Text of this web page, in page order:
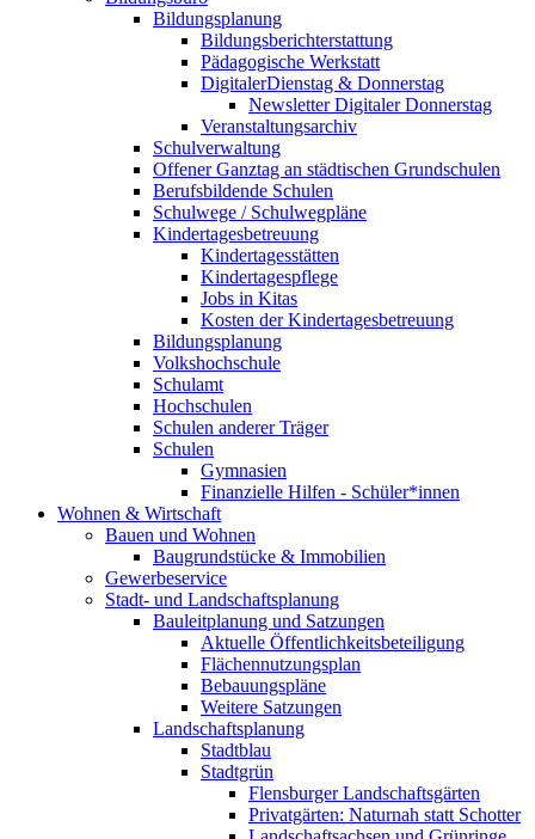
Bildungsplanung
Bildungsberichterstattung
Pädagogische Werkstatt
DigitalerDienstag & Donnerstag
Newsletter Digitaler Donnerstag
Veranstaltungsarchiv
Schulverwaltung
Offener Ganztag an städtischen Grundschulen
Berufsbildende Schulen
Schulwege / Schulwegpläne
Kindertagesbetreuung
Kindertagesstätten
Kindertagespflege
Jobs in Kitas
Kosten der Kindertagesbetreuung
Bildungsplanung
Volkshochschule
Schulamt
Hochschulen
Schulen anderer Träger
Schulen
Gymnasien
Finanzielle Hilfen - Schüler*innen
Wohnen & Wirtschaft
Bauen und Wohnen
Baugrundstücke & Immobilien
Gewerbeservice
Stadt- und Landschaftsplanung
Bauleitplanung und Satzungen
Aktuelle Öffentlichkeitsbeteiligung
Flächennutzungsplan
Bebauungspläne
Weitere Satzungen
Landschaftsplanung
Stadtblau
Stadtgrün
Flensburger Landschaftsgärten
Privatgärten: Naturnah statt Schotter